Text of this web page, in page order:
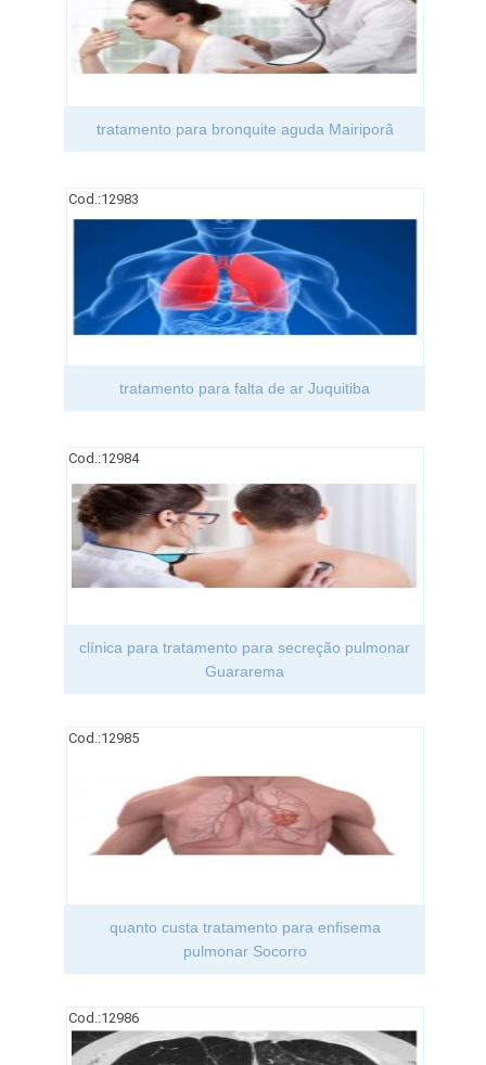
tratamento para bronquite aguda Mairiporã
Cod.:12983
tratamento para falta de ar Juquitiba
Cod.:12984
clínica para tratamento para secreção pulmonar
Guararema
Cod.:12985
quanto custa tratamento para enfisema
pulmonar Socorro
Cod.:12986